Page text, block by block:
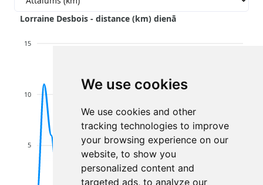
We use cookies
We use cookies and other
tracking technologies to improve
your browsing experience on our
website, to show you
personalized content and
targeted ads, to analyze our
Lorraine Desbois - distance (km) dienā
15
10
5